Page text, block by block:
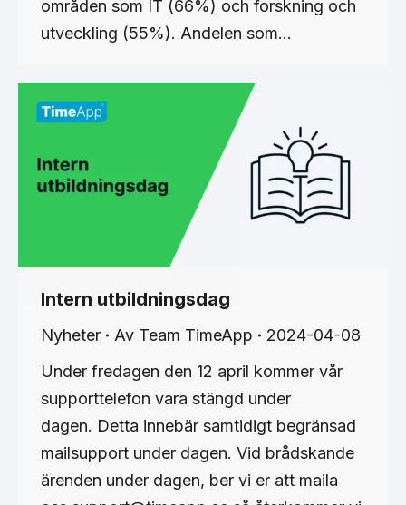
områden som IT (66%) och forskning och
utveckling (55%). Andelen som…
Intern utbildningsdag
Nyheter Av Team TimeApp
2024-04-08
Under fredagen den 12 april kommer vår
supporttelefon vara stängd under
dagen. Detta innebär samtidigt begränsad
mailsupport under dagen. Vid brådskande
ärenden under dagen, ber vi er att maila